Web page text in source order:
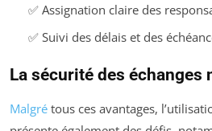
✅ Assignation claire des
✅ Suivi des délais et des
La sécurité des échanges
Malgré tous ces avantages,